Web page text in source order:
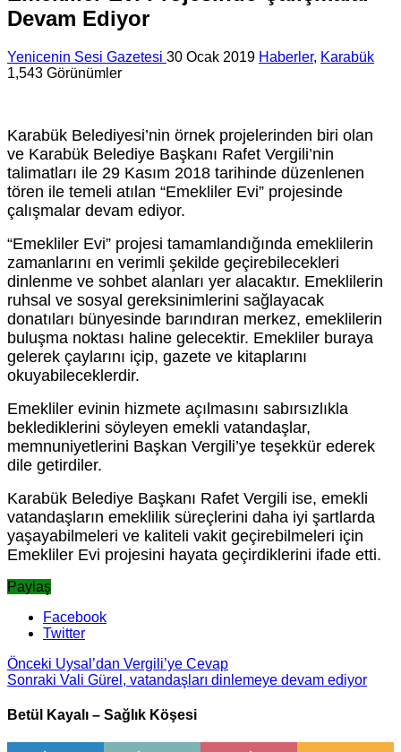
Devam Ediyor
Yenicenin Sesi Gazetesi 30 Ocak 2019 Haberler, Karabük
1,543 Görünümler
Karabük Belediyesi’nin örnek projelerinden biri olan
ve Karabük Belediye Başkanı Rafet Vergili’nin
talimatları ile 29 Kasım 2018 tarihinde düzenlenen
tören ile temeli atılan “Emekliler Evi” projesinde
çalışmalar devam ediyor.
“Emekliler Evi” projesi tamamlandığında emeklilerin
zamanlarını en verimli şekilde geçirebilecekleri
dinlenme ve sohbet alanları yer alacaktır. Emeklilerin
ruhsal ve sosyal gereksinimlerini sağlayacak
donatıları bünyesinde barındıran merkez, emeklilerin
buluşma noktası haline gelecektir. Emekliler buraya
gelerek çaylarını içip, gazete ve kitaplarını
okuyabileceklerdir.
Emekliler evinin hizmete açılmasını sabırsızlıkla
beklediklerini söyleyen emekli vatandaşlar,
memnuniyetlerini Başkan Vergili’ye teşekkür ederek
dile getirdiler.
Karabük Belediye Başkanı Rafet Vergili ise, emekli
vatandaşların emeklilik süreçlerini daha iyi şartlarda
yaşayabilmeleri ve kaliteli vakit geçirebilmeleri için
Emekliler Evi projesini hayata geçirdiklerini ifade etti.
Paylaş
Facebook
Twitter
Önceki Uysal’dan Vergili’ye Cevap
Sonraki Vali Gürel, vatandaşları dinlemeye devam ediyor
Betül Kayalı – Sağlık Köşesi